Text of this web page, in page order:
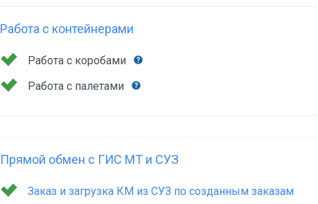
Работа с контейнерами
Работа с коробами
Работа с палетами
Прямой обмен с ГИС МТ и СУЗ
Заказ и загрузка КМ из СУЗ по созданным заказам